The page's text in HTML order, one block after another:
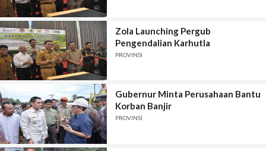
Zola Launching Pergub
Pengendalian Karhutla
PROVINSI
Gubernur Minta Perusahaan Bantu
Korban Banjir
PROVINSI